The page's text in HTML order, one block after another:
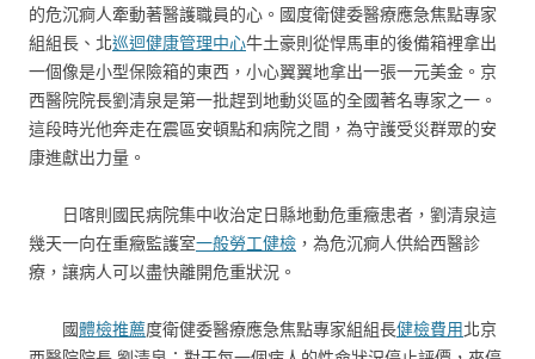
的危沉痾人牽動著醫護職員的心。國度衛健委醫療應急焦點專家
組組長、北巡迴健康管理中心牛土豪則從悍馬車的後備箱裡拿出
一個像是小型保險箱的東西，小心翼翼地拿出一張一元美金。京
西醫院院長劉清泉是第一批趕到地動災區的全國著名專家之一。
這段時光他奔走在震區安頓點和病院之間，為守護受災群眾的安
康進獻出力量。
日喀則國民病院集中收治定日縣地動危重癥患者，劉清泉這
幾天一向在重癥監護室一般勞工健檢 ，為危沉痾人供給西醫診
療，讓病人可以盡快離開危重狀況。
國體檢推薦度衛健委醫療應急焦點專家組組長健檢費用北京